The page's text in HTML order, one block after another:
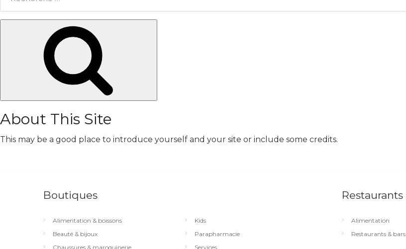
About This Site
This may be a good place to introduce yourself and your site or include some credits.
Boutiques
Alimentation & boissons
Beauté & bijoux
Chaussures & maroquinerie
Kids
Parapharmacie
Services
Restaurants
Alimentation
Restaurants & bars